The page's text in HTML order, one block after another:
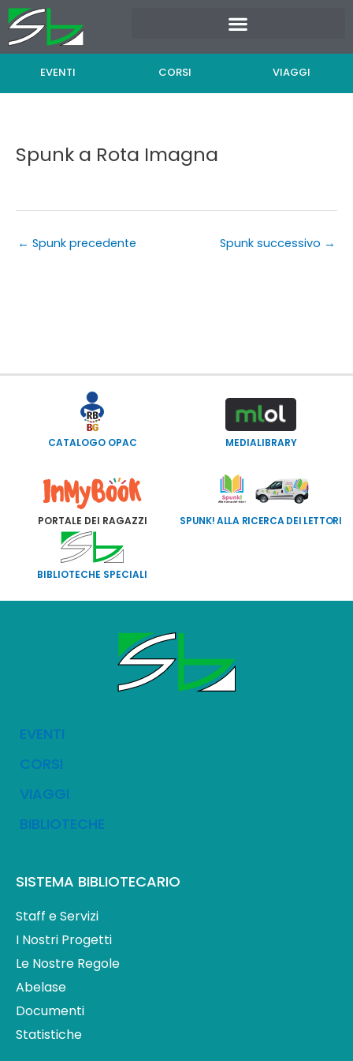
Vai
al
contenuto
EVENTI CORSI VIAGGI
Spunk a Rota Imagna
← Spunk precedente Spunk successivo →
CATALOGO OPAC MEDIALIBRARY
PORTALE DEI RAGAZZI SPUNK! ALLA RICERCA DEI LETTORI
BIBLIOTECHE SPECIALI
EVENTI
CORSI
VIAGGI
BIBLIOTECHE
SISTEMA BIBLIOTECARIO
Staff e Servizi
I Nostri Progetti
Le Nostre Regole
Abelase
Documenti
Statistiche